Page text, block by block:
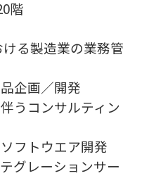
階
る製造業の業務管
画／開発
ンサルティン
ウエア開発
ーションサー